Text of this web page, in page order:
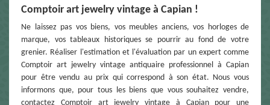
Comptoir art jewelry vintage à Capian !
Ne laissez pas vos biens, vos meubles anciens, vos horloges de
marque, vos tableaux historiques se pourrir au fond de votre
grenier. Réaliser l'estimation et l'évaluation par un expert comme
Comptoir art jewelry vintage antiquaire professionnel à Capian
pour être vendu au prix qui correspond à son état. Nous vous
informons que, pour tous les biens que vous souhaitez vendre,
contactez Comptoir art jewelry vintage à Capian pour une